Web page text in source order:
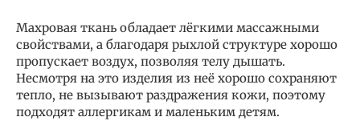
Махровая ткань обладает лёгкими массажными
свойствами, а благодаря рыхлой структуре хорошо
пропускает воздух, позволяя телу дышать.
Несмотря на это изделия из неё хорошо сохраняют
тепло, не вызывают раздражения кожи, поэтому
подходят аллергикам и маленьким детям.